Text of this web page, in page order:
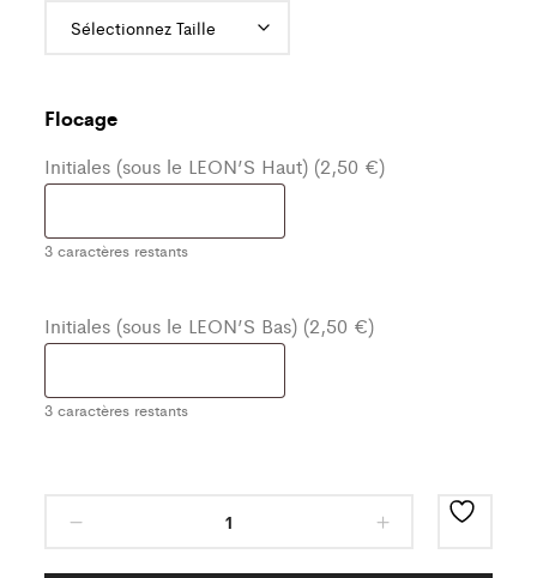
Flocage
Initiales (sous le LEON’S Haut) (2,50 €)
3 caractères restants
Initiales (sous le LEON’S Bas) (2,50 €)
3 caractères restants
survêtement